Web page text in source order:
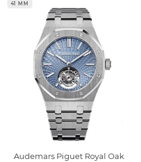
41 ММ
Audemars Piguet Royal Oak